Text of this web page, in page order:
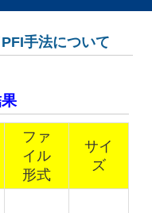
手法について
ファ
イル
形式
サイ
ズ